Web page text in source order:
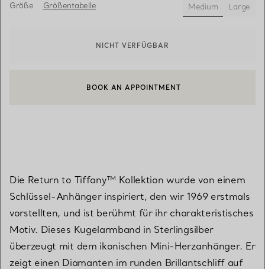
Größe Größentabelle
Medium
ausgewählt
Large
NICHT VERFÜGBAR
EINEN KUNDENBERATER KONTAKTIEREN ODER EINEN
BOOK AN APPOINTMENT
Die Return to Tiffany™ Kollektion wurde von einem
Schlüssel-Anhänger inspiriert, den wir 1969 erstmals
vorstellten, und ist berühmt für ihr charakteristisches
Motiv. Dieses Kugelarmband in Sterlingsilber
überzeugt mit dem ikonischen Mini-Herzanhänger. Er
zeigt einen Diamanten im runden Brillantschliff auf